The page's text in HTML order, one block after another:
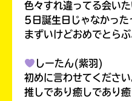
色々すれ違ってる会い
5日誕生日じゃなかった
まずいけどおめでとらぶ
しーたん(紫羽)
初めに言わせてくださ
推しであり癒しであり